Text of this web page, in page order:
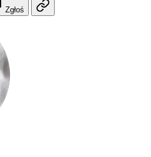
Zgłoś